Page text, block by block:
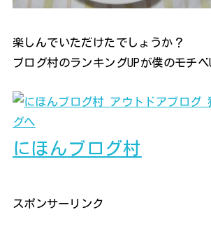
楽しんでいただけたでしょうか？
ブログ村のランキングUPが僕のモチベ
にほんブログ村
スポンサーリンク